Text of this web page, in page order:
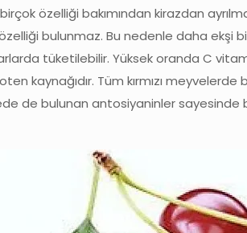
özelliği bakımından kirazdan
bulunmaz. Bu nedenle daha ekşi
tüketilebilir. Yüksek oranda C
kaynağıdır. Tüm kırmızı
de bulunan antosiyaninler